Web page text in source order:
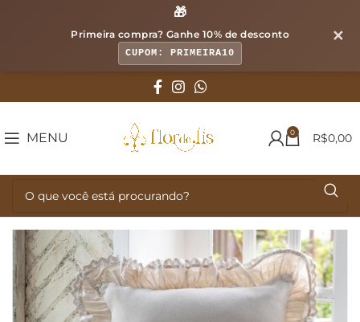
🎁
Primeira compra? Ganhe 10% de desconto
CUPOM: PRIMEIRA10
✕
MENU 0 R$0,00